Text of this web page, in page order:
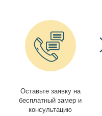
Оставьте заявку на
бесплатный замер и
консультацию